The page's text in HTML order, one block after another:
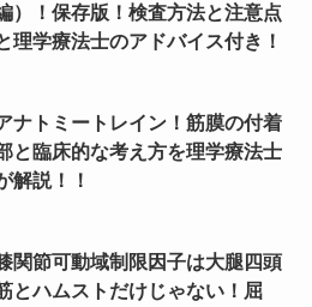
）！保存版！検査方法と注意点
理学療法士のアドバイス付き！
ナトミートレイン！筋膜の付着
と臨床的な考え方を理学療法士
解説！！
関節可動域制限因子は大腿四頭
とハムストだけじゃない！屈